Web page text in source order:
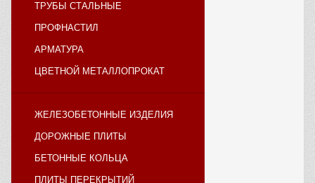
ТРУБЫ СТАЛЬНЫЕ
ПРОФНАСТИЛ
АРМАТУРА
ЦВЕТНОЙ МЕТАЛЛОПРОКАТ
ЖЕЛЕЗОБЕТОННЫЕ ИЗДЕЛИЯ
ДОРОЖНЫЕ ПЛИТЫ
БЕТОННЫЕ КОЛЬЦА
ПЛИТЫ ПЕРЕКРЫТИЙ